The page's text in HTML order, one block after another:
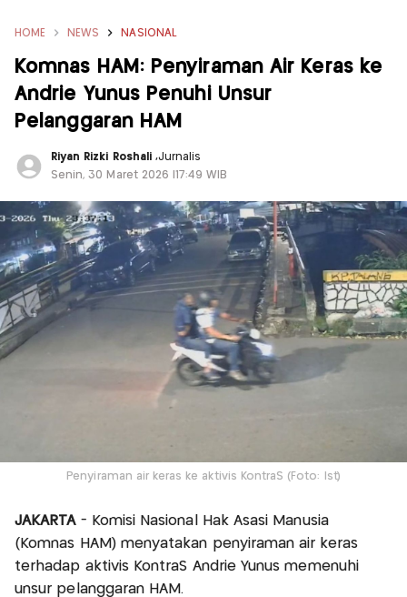
HOME NEWS NASIONAL
Komnas HAM: Penyiraman Air Keras ke
Andrie Yunus Penuhi Unsur
Pelanggaran HAM
Riyan Rizki Roshali ,Jurnalis
Senin, 30 Maret 2026 |17:49 WIB
Penyiraman air keras ke aktivis KontraS (Foto: Ist)
JAKARTA- Komisi Nasional Hak Asasi Manusia
(Komnas HAM) menyatakan penyiraman air keras
terhadap aktivis KontraS Andrie Yunus memenuhi
unsur pelanggaran HAM.